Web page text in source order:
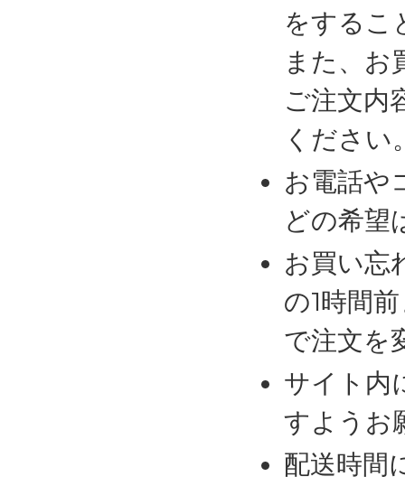
をするこ
また、お
ご注文内
ください
お電話や
どの希望
お買い忘
の1時間
で注文を
サイト内
すようお
配送時間